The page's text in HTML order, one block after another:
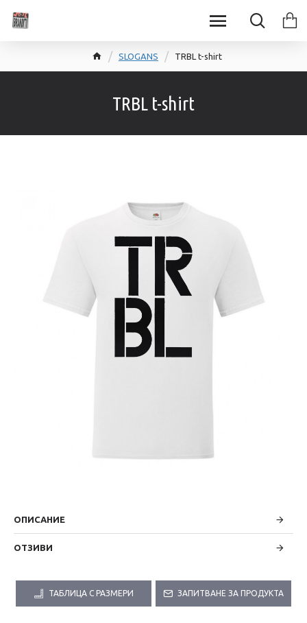
SLOGANS TRBL t-shirt
TRBL t-shirt
ОПИСАНИЕ
ОТЗИВИ
ТАБЛИЦА С РАЗМЕРИ ЗАПИТВАНЕ ЗА ПРОДУКТА